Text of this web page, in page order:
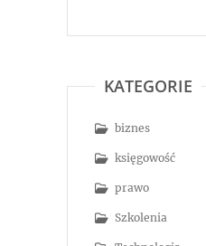
KATEGORIE
biznes
księgowość
prawo
Szkolenia